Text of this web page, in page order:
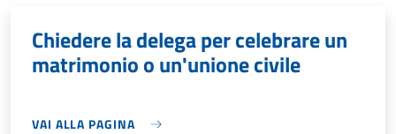
Chiedere la delega per celebrare un
matrimonio o un'unione civile
VAI ALLA PAGINA